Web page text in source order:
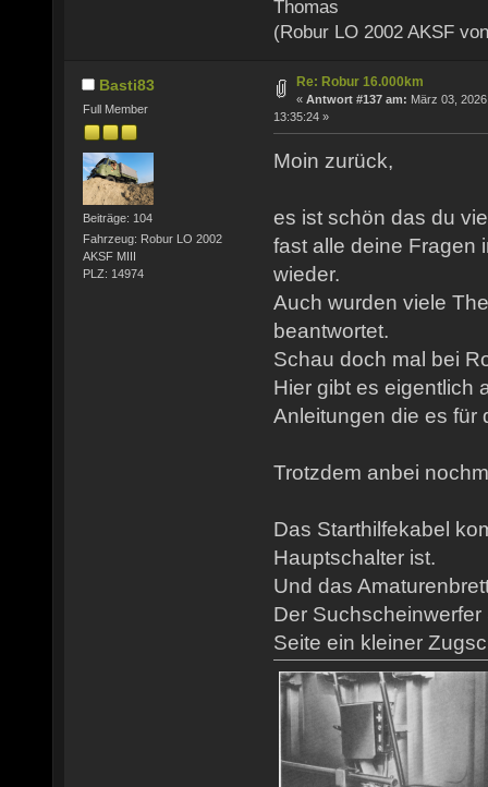
Thomas
(Robur LO 2002 AKSF
Basti83
Full Member
Beiträge: 104
Fahrzeug: Robur LO 2002
AKSF MIII
PLZ: 14974
Re: Robur 16.000km
« Antwort #137 am: März 03,
13:35:24 »
Moin zurück,
es ist schön das du
fast alle deine Fragen
wieder.
Auch wurden viele
beantwortet.
Schau doch mal bei
Hier gibt es eigentlich
Anleitungen die es für
Trotzdem anbei
Das Starthilfekabel
Hauptschalter ist.
Und das
Der
Seite ein kleiner